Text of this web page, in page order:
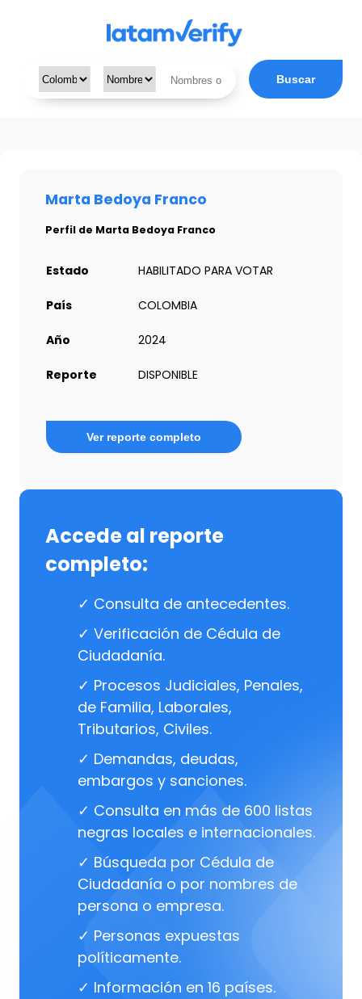
Buscar
Marta Bedoya Franco
Perfil de Marta Bedoya Franco
Estado HABILITADO PARA VOTAR
País COLOMBIA
Año 2024
Reporte DISPONIBLE
Ver reporte completo
Accede al reporte
completo:
✓ Consulta de antecedentes.
✓ Verificación de Cédula de
Ciudadanía.
✓ Procesos Judiciales, Penales,
de Familia, Laborales,
Tributarios, Civiles.
✓ Demandas, deudas,
embargos y sanciones.
✓ Consulta en más de 600 listas
negras locales e internacionales.
✓ Búsqueda por Cédula de
Ciudadanía o por nombres de
persona o empresa.
✓ Personas expuestas
políticamente.
✓ Información en 16 países.